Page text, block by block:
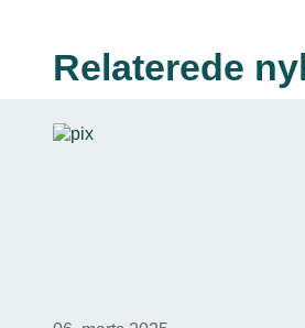
Relaterede